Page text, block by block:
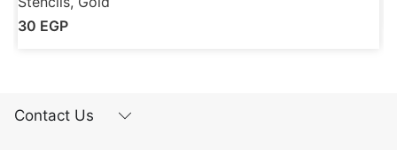
30 EGP
Contact Us